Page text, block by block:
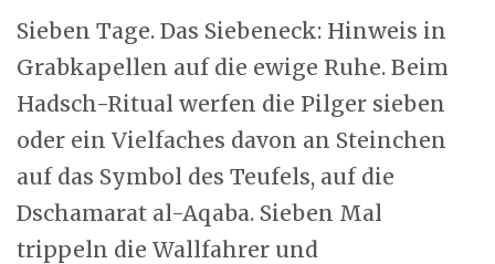
Sieben Tage. Das Siebeneck: Hinweis in
Grabkapellen auf die ewige Ruhe. Beim
Hadsch-Ritual werfen die Pilger sieben
oder ein Vielfaches davon an Steinchen
auf das Symbol des Teufels, auf die
Dschamarat al-Aqaba. Sieben Mal
trippeln die Wallfahrer und